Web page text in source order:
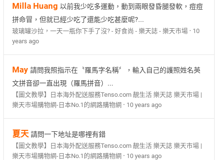
Milla Huang 以前我少吃多運動，動到兩眼發昏腿發軟，痘痘
拼命冒，但就已經少吃了還能少吃甚麼呢?...
玻璃罐沙拉，一天一瓶你下手了沒? - 好食尚 - 樂天誌 - 樂天市場 · 10
years ago
May 請問我照指示在〝羅馬字名稱〞，輸入自己的護照姓名英
文拼音卻一直出現（羅馬拼音）...
【圖文教學】日本海外配送服務Tenso.com 靚生活 樂天誌 樂天市場 |
樂天市場購物網-日本No.1的網路購物網 · 10 years ago
夏天 請問一下地址是哪裡有錯
【圖文教學】日本海外配送服務Tenso.com 靚生活 樂天誌 樂天市場 |
樂天市場購物網-日本No.1的網路購物網 · 10 years ago